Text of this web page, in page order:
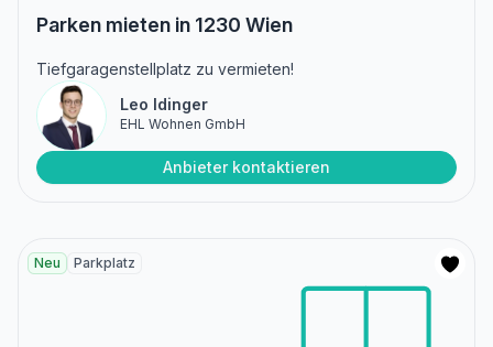
Parken mieten in 1230 Wien
Tiefgaragenstellplatz zu vermieten!
Leo Idinger
EHL Wohnen GmbH
Anbieter kontaktieren
Neu Parkplatz